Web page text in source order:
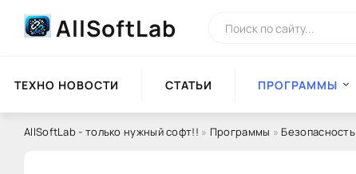
AllSoftLab
ТЕХНО НОВОСТИ СТАТЬИ ПРОГРАММЫ
AllSoftLab - только нужный софт!! » Программы » Безопасность